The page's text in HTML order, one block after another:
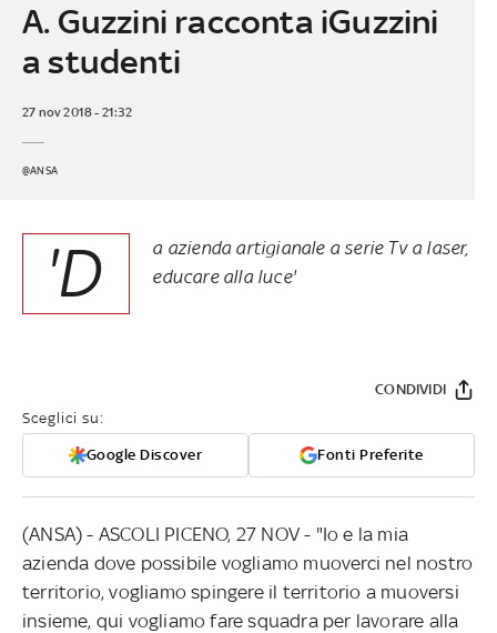
A. Guzzini racconta iGuzzini
a studenti
27 nov 2018 - 21:32
@ANSA
'D
a azienda artigianale a serie Tv a laser,
educare alla luce'
Sceglici su:
Google Discover Fonti Preferite
CONDIVIDI
(ANSA) - ASCOLI PICENO, 27 NOV - "Io e la mia
azienda dove possibile vogliamo muoverci nel nostro
territorio, vogliamo spingere il territorio a muoversi
insieme, qui vogliamo fare squadra per lavorare alla